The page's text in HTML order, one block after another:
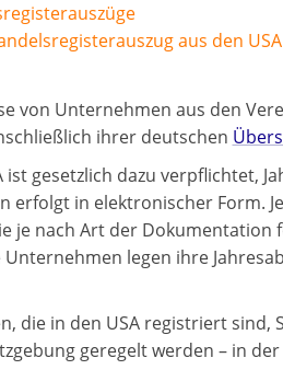
aus den USA
von Unternehmen aus den
ihrer deutschen
gesetzlich dazu verpflichtet,
erfolgt in elektronischer Form.
je nach Art der Dokumentation
legen ihre
die in den USA registriert sind,
geregelt werden – in